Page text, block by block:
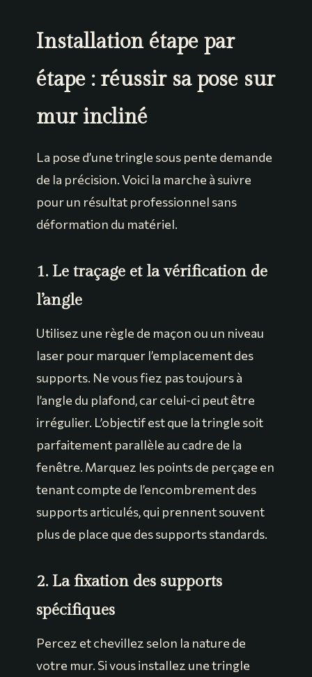
Installation étape par
étape : réussir sa pose sur
mur incliné
La pose d’une tringle sous pente demande
de la précision. Voici la marche à suivre
pour un résultat professionnel sans
déformation du matériel.
1. Le traçage et la vérification de
l’angle
Utilisez une règle de maçon ou un niveau
laser pour marquer l’emplacement des
supports. Ne vous fiez pas toujours à
l’angle du plafond, car celui-ci peut être
irrégulier. L’objectif est que la tringle soit
parfaitement parallèle au cadre de la
fenêtre. Marquez les points de perçage en
tenant compte de l’encombrement des
supports articulés, qui prennent souvent
plus de place que des supports standards.
2. La fixation des supports
spécifiques
Percez et chevillez selon la nature de
votre mur. Si vous installez une tringle